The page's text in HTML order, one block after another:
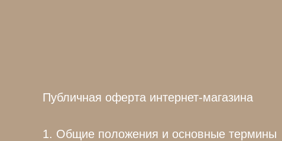
Публичная оферта интернет-магазина
1. Общие положения и основные термины